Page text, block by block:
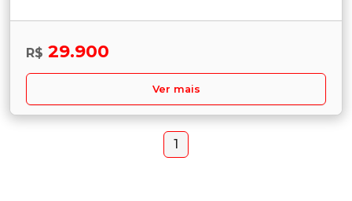
R$ 29.900
Ver mais
1